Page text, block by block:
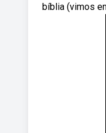
bíblia (vimos